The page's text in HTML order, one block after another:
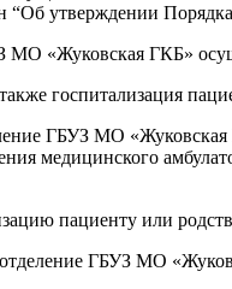
“Об утверждении
МО «Жуковская ГКБ»
госпитализация
ГБУЗ МО
медицинского
пациенту или
ГБУЗ МО